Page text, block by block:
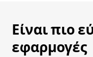
Είναι πιο
εφαρμογές